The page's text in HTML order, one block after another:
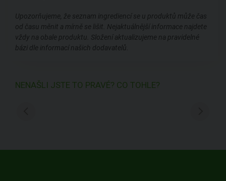
Upozorňujeme, že seznam ingrediencí se u produktů může čas
od času měnit a mírně se lišit. Nejaktuálnější informace najdete
vždy na obale produktu. Složení aktualizujeme na pravidelné
bázi dle informací našich dodavatelů.
NENAŠLI JSTE TO PRAVÉ? CO TOHLE?